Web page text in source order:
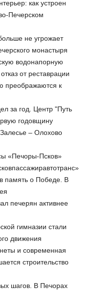
как устроен
Печерском
не угрожает
монастыря
водонапорную
от реставрации
преображаются к
за год. Центр "Путь
годовщину
– Олохово
«Печоры-Псков»
память о Победе. В
печерян активнее
гимназии стали
движения
и современная
строительство
шагов. В Печорах